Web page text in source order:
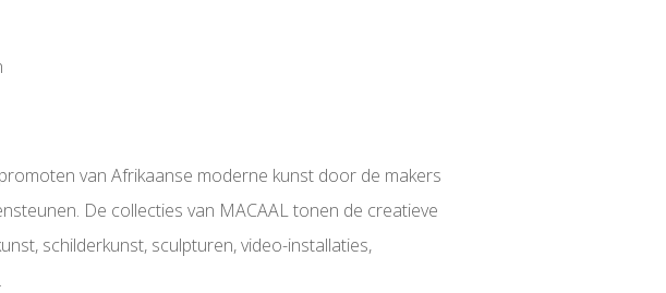
van Afrikaanse moderne kunst door de makers
De collecties van MACAAL tonen de creatieve
schilderkunst, sculpturen, video-installaties,